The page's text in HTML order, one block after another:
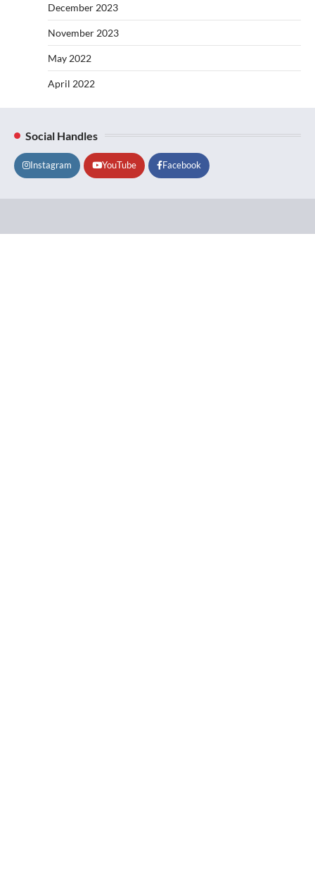
December 2023
November 2023
May 2022
April 2022
Social Handles
Instagram YouTube Facebook